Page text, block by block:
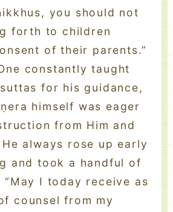
you should not
forth to children
of their parents.”
constantly taught
for his guidance,
himself was eager
from Him and
always rose up early
and took a handful of
“May I today receive as
counsel from my